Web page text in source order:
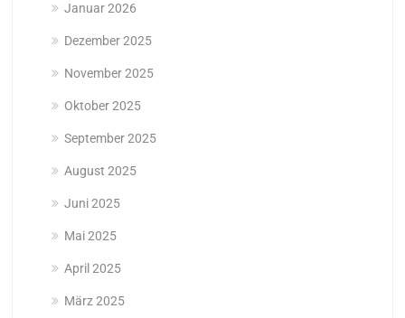
Januar 2026
Dezember 2025
November 2025
Oktober 2025
September 2025
August 2025
Juni 2025
Mai 2025
April 2025
März 2025